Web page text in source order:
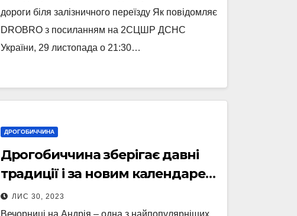
дороги біля залізничного переїзду Як повідомляє
DROBRO з посиланням на 2СЦШР ДСНС
України, 29 листопада о 21:30…
ДРОГОБИЧЧИНА
Дрогобиччина зберігає давні
традиції і за новим календарем
– збитки на Андрія (Фото)
ЛИС 30, 2023
Вечорниці на Андрія – одна з найпопулярніших